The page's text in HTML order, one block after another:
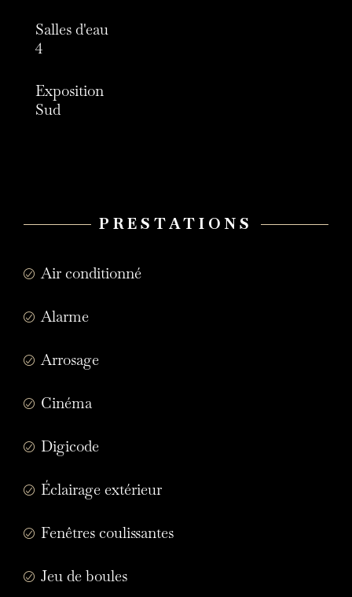
Salles d'eau
4
Exposition
Sud
PRESTATIONS
Air conditionné
Alarme
Arrosage
Cinéma
Digicode
Éclairage extérieur
Fenêtres coulissantes
Jeu de boules